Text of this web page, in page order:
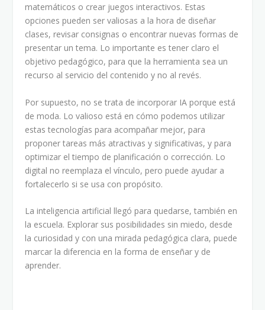
matemáticos o crear juegos interactivos. Estas
opciones pueden ser valiosas a la hora de diseñar
clases, revisar consignas o encontrar nuevas formas de
presentar un tema. Lo importante es tener claro el
objetivo pedagógico, para que la herramienta sea un
recurso al servicio del contenido y no al revés.
Por supuesto, no se trata de incorporar IA porque está
de moda. Lo valioso está en cómo podemos utilizar
estas tecnologías para acompañar mejor, para
proponer tareas más atractivas y significativas, y para
optimizar el tiempo de planificación o corrección. Lo
digital no reemplaza el vínculo, pero puede ayudar a
fortalecerlo si se usa con propósito.
La inteligencia artificial llegó para quedarse, también en
la escuela. Explorar sus posibilidades sin miedo, desde
la curiosidad y con una mirada pedagógica clara, puede
marcar la diferencia en la forma de enseñar y de
aprender.